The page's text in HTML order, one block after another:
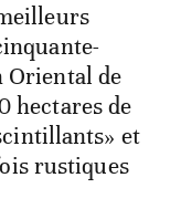
Oriental de
hectares de
et
rustiques